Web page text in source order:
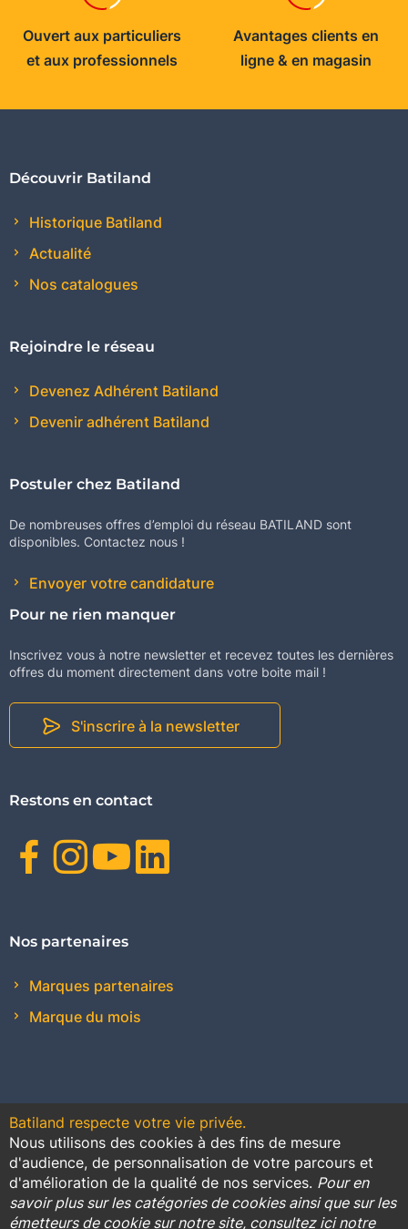
Ouvert aux particuliers
et aux professionnels
Avantages clients en
ligne & en magasin
Découvrir Batiland
Historique Batiland
Actualité
Nos catalogues
Rejoindre le réseau
Devenez Adhérent Batiland
Devenir adhérent Batiland
Postuler chez Batiland
De nombreuses offres d’emploi du réseau BATILAND sont
disponibles. Contactez nous !
Envoyer votre candidature
Pour ne rien manquer
Inscrivez vous à notre newsletter et recevez toutes les dernières
offres du moment directement dans votre boite mail !
S'inscrire à la newsletter
Restons en contact
Facebook
Instagram
Youtube
Nos partenaires
Marques partenaires
Marque du mois
Contact Conditions générales de vente
Promotions
Batiland respecte votre vie privée.
Nous utilisons des cookies à des fins de mesure
d'audience, de personnalisation de votre parcours et
d'amélioration de la qualité de nos services. Pour en
savoir plus sur les catégories de cookies ainsi que sur les
émetteurs de cookie sur notre site, consultez ici notre